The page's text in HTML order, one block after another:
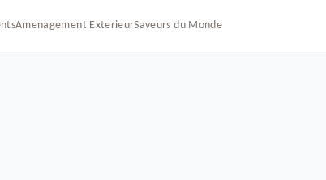
Amenagement ExterieurSaveurs du Monde